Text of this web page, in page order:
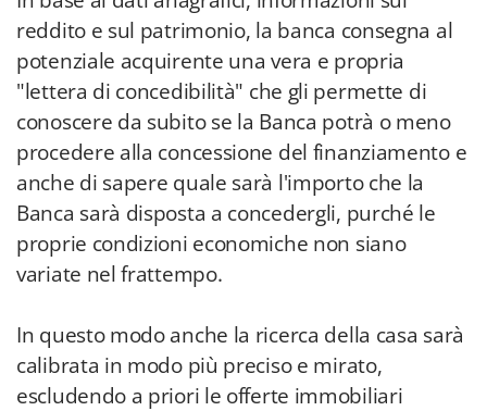
reddito e sul patrimonio, la banca consegna al
potenziale acquirente una vera e propria
"lettera di concedibilità" che gli permette di
conoscere da subito se la Banca potrà o meno
procedere alla concessione del finanziamento e
anche di sapere quale sarà l'importo che la
Banca sarà disposta a concedergli, purché le
proprie condizioni economiche non siano
variate nel frattempo.
In questo modo anche la ricerca della casa sarà
calibrata in modo più preciso e mirato,
escludendo a priori le offerte immobiliari